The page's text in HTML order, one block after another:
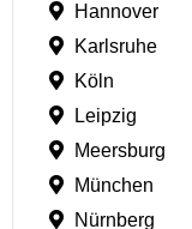
Hannover
Karlsruhe
Köln
Leipzig
Meersburg
München
Nürnberg